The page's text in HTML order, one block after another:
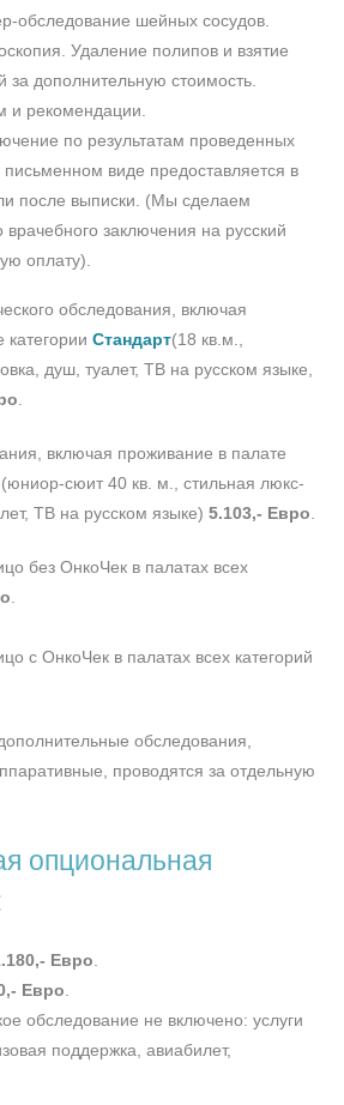
обследование шейных сосудов.
Удаление полипов и взятие
за дополнительную стоимость.
и рекомендации.
по результатам проведенных
виде предоставляется в
после выписки. (Мы сделаем
заключения на русский
оплату).
обследования, включая
категории Стандарт(18 кв.м.,
душ, туалет, ТВ на русском языке,
включая проживание в палате
(юниор-сюит 40 кв. м., стильная люкс-
ТВ на русском языке) 5.103,- Евро
без ОнкоЧек в палатах всех
с ОнкоЧек в палатах всех категорий
обследования,
проводятся за отдельную
опциональная
Евро
Евро
обследование не включено: услуги
поддержка, авиабилет,